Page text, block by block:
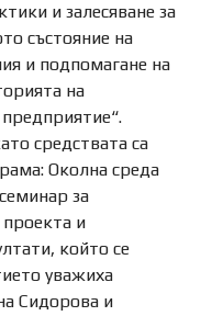
и залесяване за
състояние на
и подпомагане на
на
средствата са
Околна среда
за
и
който се
уважиха
Сидорова и